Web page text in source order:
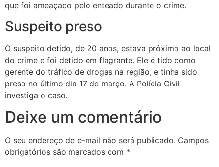
que foi ameaçado pelo enteado durante o crime.
Suspeito preso
O suspeito detido, de 20 anos, estava próximo ao local
do crime e foi detido em flagrante. Ele é tido como
gerente do tráfico de drogas na região, e tinha sido
preso no último dia 17 de março. A Polícia Civil
investiga o caso.
Deixe um comentário
O seu endereço de e-mail não será publicado. Campos
obrigatórios são marcados com *